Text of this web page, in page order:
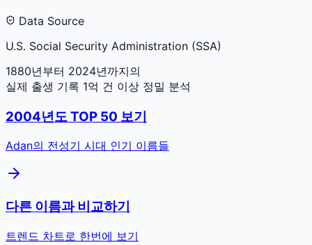
Data Source
U.S. Social Security Administration (SSA)
1880년부터 2024년까지의
실제 출생 기록 1억 건 이상 정밀 분석
2004년도 TOP 50 보기
Adan의 전성기 시대 인기 이름들
다른 이름과 비교하기
트렌드 차트로 한번에 보기